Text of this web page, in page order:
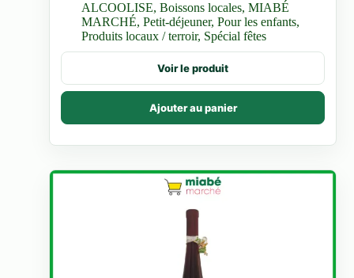
ALCOOLISE,Boissons locales,MIABÉ
MARCHÉ,Petit-déjeuner,Pour les enfants,
Produits locaux / terroir, Spécial fêtes
Voir le produit
Ajouter au panier